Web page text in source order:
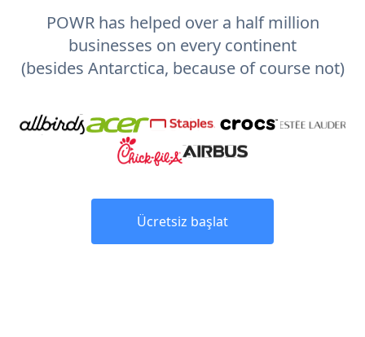
POWR has helped over a half million
businesses on every continent
(besides Antarctica, because of course not)
Ücretsiz başlat